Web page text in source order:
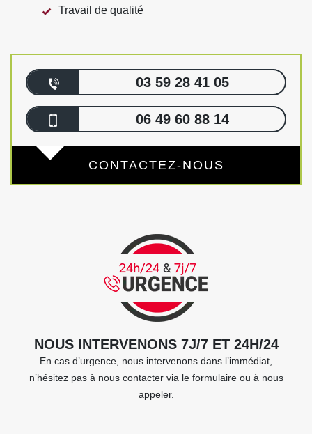
Travail de qualité
03 59 28 41 05
06 49 60 88 14
CONTACTEZ-NOUS
NOUS INTERVENONS 7J/7 ET 24H/24
En cas d’urgence, nous intervenons dans l’immédiat,
n’hésitez pas à nous contacter via le formulaire ou à nous
appeler.